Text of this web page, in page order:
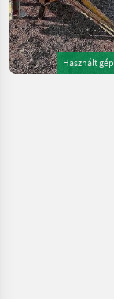
Használt gép